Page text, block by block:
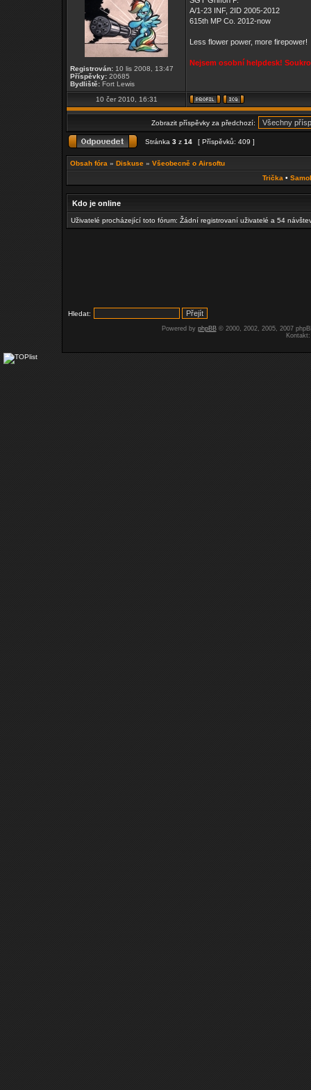
Registrován: 10 lis 2008, 13:47
Příspěvky: 20685
Bydliště: Fort Lewis
A/1-23 INF, 2ID 2005-2012
615th MP Co. 2012-now
Less flower power, more firepower!
Nejsem osobní helpdesk!
10 čer 2010, 16:31
Zobrazit příspěvky za předchozí:
Stránka 3 z 14 [ Příspěvků: 409 ]
Obsah fóra » Diskuse » Všeobecně o Airsoftu
Trička •
Kdo je online
Uživatelé procházející toto fórum: Žádní registrovaní uživatelé a 54
Hledat:
Powered by phpBB© 2000, 2002, 2005, 2007